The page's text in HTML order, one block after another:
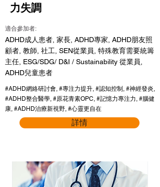
力失調
適合參加者:
ADHD成人患者, 家長, ADHD專家, ADHD朋友照
顧者, 教師, 社工, SEN從業員, 特殊教育需要統籌
主任, ESG/SDG/ D&I / Sustainability 從業員,
ADHD兒童患者
#ADHD網絡研討會, #專注力提升, #認知控制, #神經發炎,
#ADHD整合醫學, #原花青素OPC, #記憶力專注力, #腦健
康, #ADHD治療新視野, #心靈更自在
詳情